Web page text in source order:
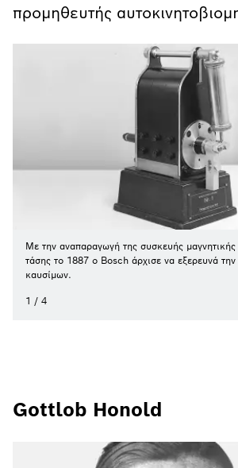
προμηθευτής
Με την αναπαραγωγή της συσκευής
τάσης το 1887 ο Bosch άρχισε να εξερευνά
καυσίμων.
1 / 4
Gottlob Honold